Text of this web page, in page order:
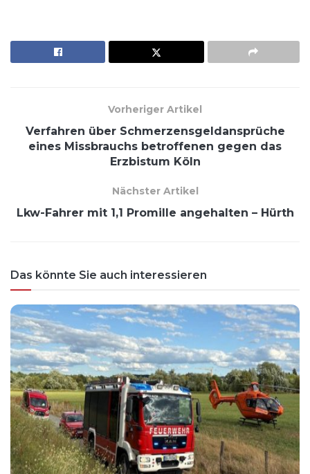
Vorheriger Artikel
Verfahren über Schmerzensgeldansprüche
eines Missbrauchs betroffenen gegen das
Erzbistum Köln
Nächster Artikel
Lkw-Fahrer mit 1,1 Promille angehalten – Hürth
Das könnte Sie auch interessieren